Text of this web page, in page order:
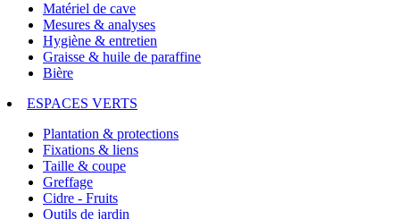
Matériel de cave
Mesures & analyses
Hygiène & entretien
Graisse & huile de paraffine
Bière
ESPACES VERTS
Plantation & protections
Fixations & liens
Taille & coupe
Greffage
Cidre - Fruits
Outils de jardin